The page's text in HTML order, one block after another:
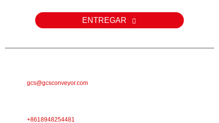
ENTREGAR
gcs@gcsconveyor.com
+8618948254481